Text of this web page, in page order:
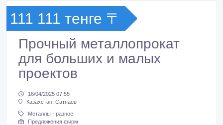
111 111 тенге 〒
Прочный металлопрокат
для больших и малых
проектов
16/04/2025 07:55
Казахстан, Сатпаев
Металлы - разное
Предложения фирм